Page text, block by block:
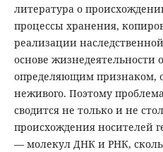
литература о
процессы хранения,
реализации
основе жизнедеятельности
определяющим признаком,
неживого. Поэтому
сводится не только и не
происхождения носителей
— молекул ДНК и РНК,